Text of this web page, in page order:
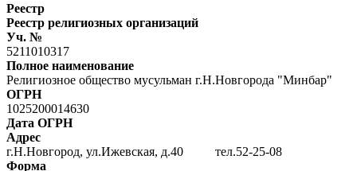
Реестр
Реестр религиозных организаций
Уч. №
5211010317
Полное наименование
Религиозное общество мусульман г.Н.Новгорода "Минбар"
ОГРН
1025200014630
Дата ОГРН
Адрес
г.Н.Новгород, ул.Ижевская, д.40 тел.52-25-08
Форма